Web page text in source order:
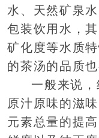
水、天然矿泉
包装饮用水，
矿化度等水质
的茶汤的品质
一般来说
原汁原味的滋
元素总量的提